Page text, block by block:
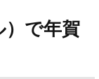
）で年賀